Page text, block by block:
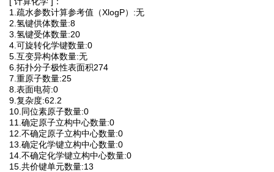
1.疏水参数计算参考值（XlogP）:无
2.氢键供体数量:8
3.氢键受体数量:20
4.可旋转化学键数量:0
5.互变异构体数量:无
6.拓扑分子极性表面积274
7.重原子数量:25
8.表面电荷:0
9.复杂度:62.2
10.同位素原子数量:0
11.确定原子立构中心数量:0
12.不确定原子立构中心数量:0
13.确定化学键立构中心数量:0
14.不确定化学键立构中心数量:0
15.共价键单元数量:13